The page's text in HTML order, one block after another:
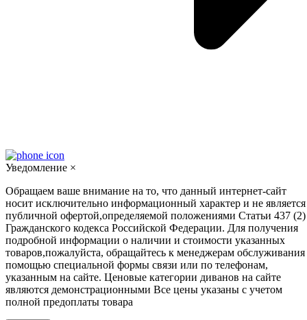
Уведомление ×
Обращаем ваше внимание на то, что данный интернет-сайт
носит исключительно информационный характер и не является
публичной офертой,определяемой положениями Статьи 437 (2)
Гражданского кодекса Российской Федерации. Для получения
подробной информации о наличии и стоимости указанных
товаров,пожалуйста, обращайтесь к менеджерам обслуживания
помощью специальной формы связи или по телефонам,
указанным на сайте. Ценовые категории диванов на сайте
являются демонстрационными Все цены указаны с учетом
полной предоплаты товара